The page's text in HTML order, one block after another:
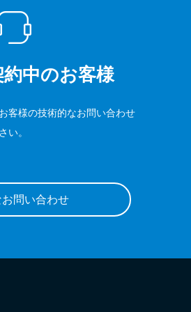
中のお客様
客様の技術的なお問い合わせ
い。
問い合わせ